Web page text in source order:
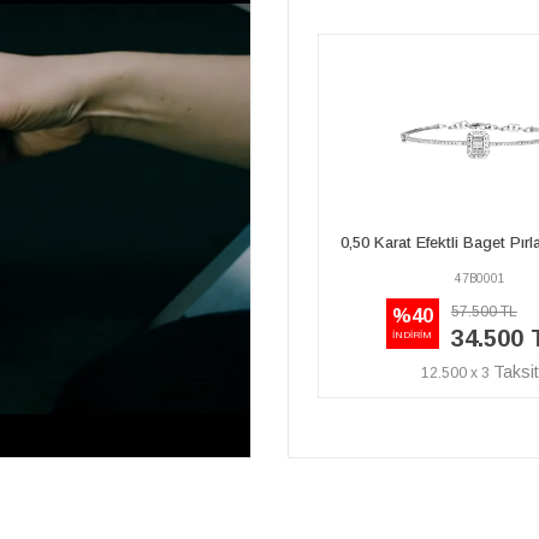
0,50 Karat Efektli Baget Pırlanta Bileklik
57.500 TL
0,50 Karat Efektli Baget
47R0038
%45
İNDİRİM
26.330 TL
14.480
5.247 x 3